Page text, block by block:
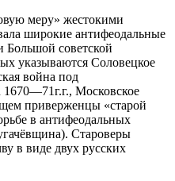
меру» жестокими
широкие антифеодальные
Большой советской
указываются Соловецкое
война под
1670—71г.г., Московское
приверженцы «старой
в антифеодальных
Староверы
в виде двух русских